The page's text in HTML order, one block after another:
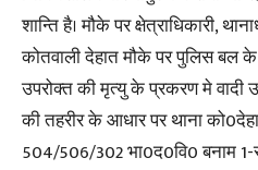
शान्ति है। मौके पर क्षेत्राधिकारी,
कोतवाली देहात मौके पर पुलिस
उपरोक्त की मृत्यु के प्रकरण मे वादी
की तहरीर के आधार पर थाना
504/506/302 भा0द0वि0 बनाम